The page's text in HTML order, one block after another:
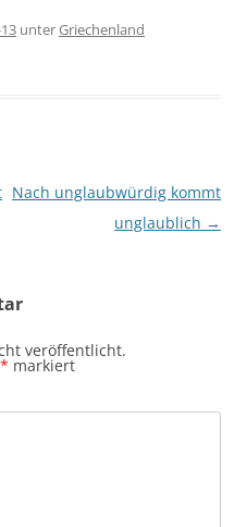
unterGriechenland
Nach unglaubwürdig kommt
unglaublich →
veröffentlicht.
* markiert